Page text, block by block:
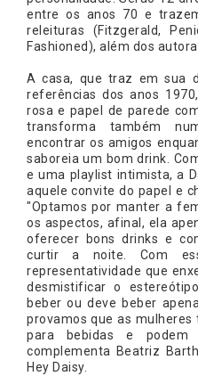
entre os anos 70 e
releituras (Fitzgerald,
Fashioned), além dos
A casa, que traz em sua
referências dos anos
rosa e papel de parede
transforma também
encontrar os amigos
saboreia um bom drink.
e uma playlist intimista, a
aquele convite do papel e
"Optamos por manter a
os aspectos, afinal, ela
oferecer bons drinks e
curtir a noite. Com
representatividade que
desmistificar o
beber ou deve beber
provamos que as
para bebidas e podem
complementa Beatriz
Hey Daisy.